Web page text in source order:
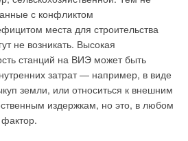
с конфликтом
места для строительства
не возникать. Высокая
станций на ВИЭ может быть
затрат — например, в виде
земли, или относиться к внешним
издержкам, но это, в любом